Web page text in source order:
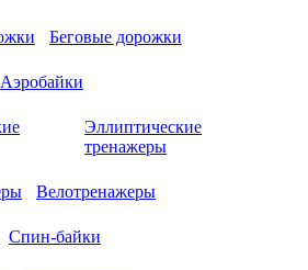
Беговые дорожки
Аэробайки
Эллиптические
тренажеры
Велотренажеры
Спин-байки